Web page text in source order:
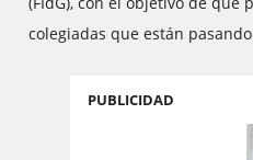
colegiadas que están
PUBLICIDAD